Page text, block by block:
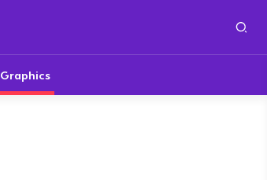
Graphics